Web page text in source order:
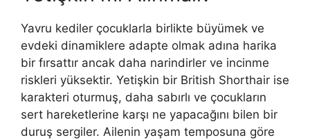
Yavru kediler çocuklarla birlikte büyümek ve
evdeki dinamiklere adapte olmak adına harika
bir fırsattır ancak daha narindirler ve incinme
riskleri yüksektir. Yetişkin bir British Shorthair ise
karakteri oturmuş, daha sabırlı ve çocukların
sert hareketlerine karşı ne yapacağını bilen bir
duruş sergiler. Ailenin yaşam temposuna göre